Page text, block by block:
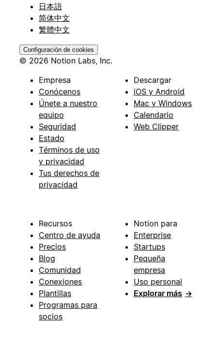
日本語
简体中文
繁體中文
Configuración de cookies
© 2026 Notion Labs, Inc.
Empresa
Conócenos
Únete a nuestro
equipo
Seguridad
Estado
Términos de uso
y privacidad
Tus derechos de
privacidad
Descargar
iOS y Android
Mac y Windows
Calendario
Web Clipper
Recursos
Centro de ayuda
Precios
Blog
Comunidad
Conexiones
Plantillas
Programas para
socios
Notion para
Enterprise
Startups
Pequeña
empresa
Uso personal
Explorar más →